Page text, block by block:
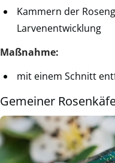
Kammern der
Larvenentwicklung
Maßnahme:
mit einem Schnitt
Gemeiner